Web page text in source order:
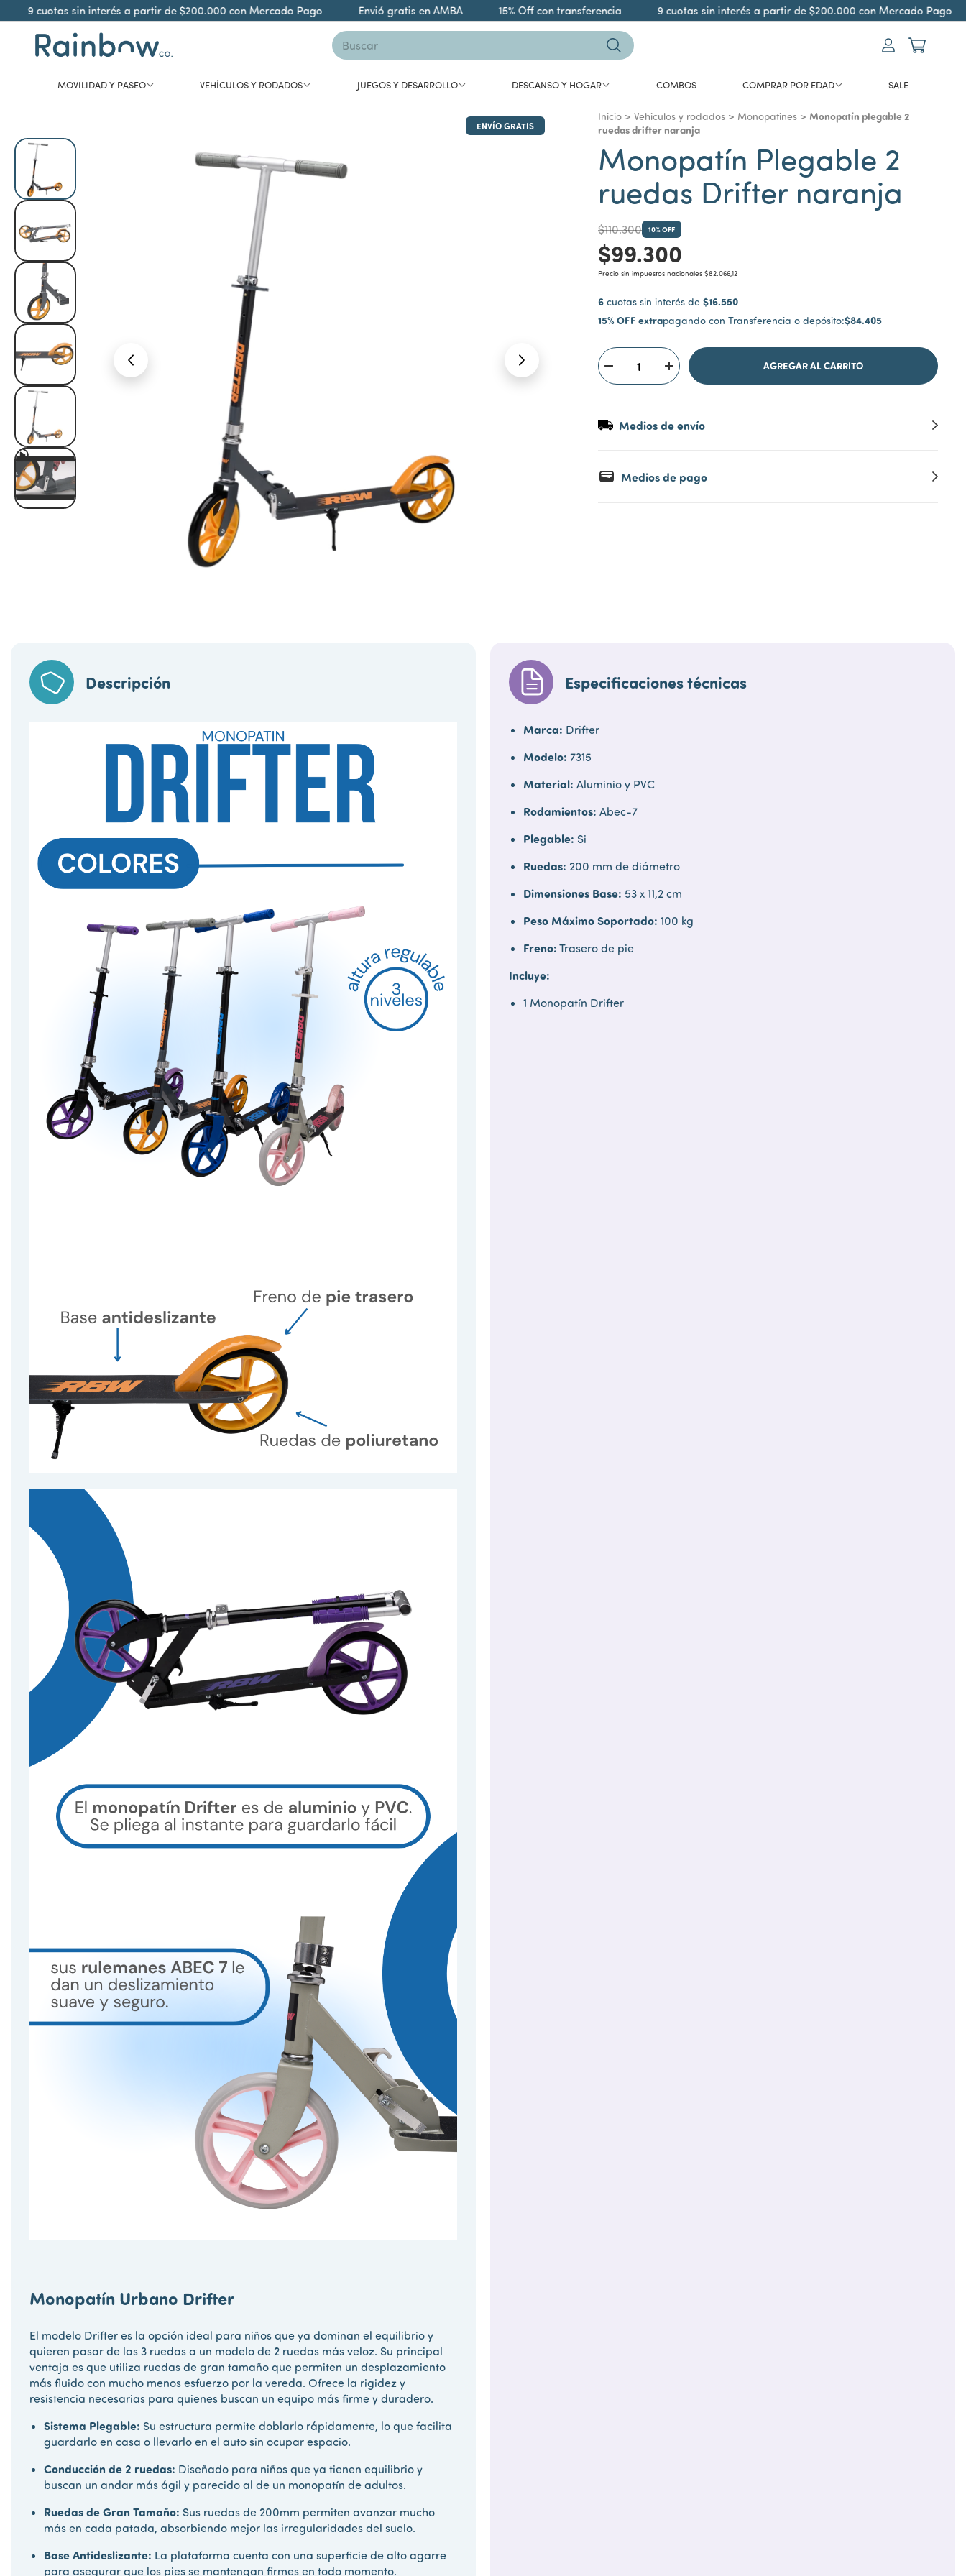
9 cuotas sin interés a partir de $200.000 con Mercado Pago Envió gratis en AMBA 15% Off con transferencia 9 cuotas sin interés a partir de $200.000 con Mercado Pago
MOVILIDAD Y PASEO VEHÍCULOS Y RODADOS JUEGOS Y DESARROLLO DESCANSO Y HOGAR COMBOS COMPRAR POR EDAD SALE
ENVÍO GRATIS
Inicio > Vehiculos y rodados > Monopatines > Monopatín plegable 2
ruedas drifter naranja
Monopatín Plegable 2
ruedas Drifter naranja
$110.300 10% OFF
$99.300
Precio sin impuestos nacionales $82.066,12
6 cuotas sin interés de $16.550
15% OFF extrapagando con Transferencia o depósito:$84.405
Medios de envío
Medios de pago
Descripción
Monopatín Urbano Drifter
El modelo Drifter es la opción ideal para niños que ya dominan el equilibrio y
quieren pasar de las 3 ruedas a un modelo de 2 ruedas más veloz. Su principal
ventaja es que utiliza ruedas de gran tamaño que permiten un desplazamiento
más fluido con mucho menos esfuerzo por la vereda. Ofrece la rigidez y
resistencia necesarias para quienes buscan un equipo más firme y duradero.
Sistema Plegable: Su estructura permite doblarlo rápidamente, lo que facilita
guardarlo en casa o llevarlo en el auto sin ocupar espacio.
Conducción de 2 ruedas: Diseñado para niños que ya tienen equilibrio y
buscan un andar más ágil y parecido al de un monopatín de adultos.
Ruedas de Gran Tamaño: Sus ruedas de 200mm permiten avanzar mucho
más en cada patada, absorbiendo mejor las irregularidades del suelo.
Base Antideslizante: La plataforma cuenta con una superficie de alto agarre
para asegurar que los pies se mantengan firmes en todo momento.
Especificaciones técnicas
Marca: Drifter
Modelo: 7315
Material: Aluminio y PVC
Rodamientos: Abec-7
Plegable: Si
Ruedas: 200 mm de diámetro
Dimensiones Base: 53 x 11,2 cm
Peso Máximo Soportado: 100 kg
Freno: Trasero de pie
Incluye:
1 Monopatín Drifter